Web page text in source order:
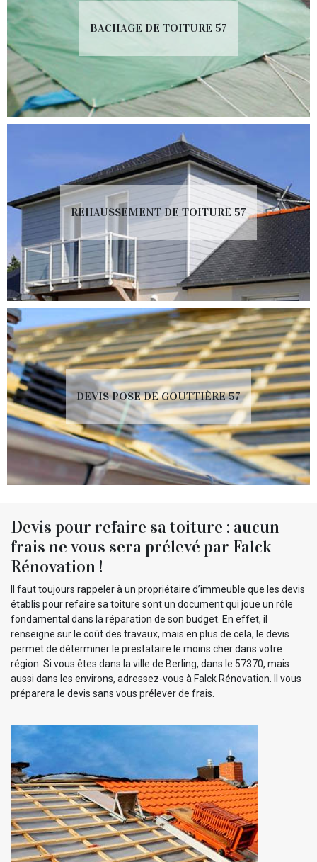
BACHAGE DE TOITURE 57
REHAUSSEMENT DE TOITURE 57
DEVIS POSE DE GOUTTIÈRE 57
Devis pour refaire sa toiture : aucun
frais ne vous sera prélevé par Falck
Rénovation !
Il faut toujours rappeler à un propriétaire d’immeuble que les devis
établis pour refaire sa toiture sont un document qui joue un rôle
fondamental dans la réparation de son budget. En effet, il
renseigne sur le coût des travaux, mais en plus de cela, le devis
permet de déterminer le prestataire le moins cher dans votre
région. Si vous êtes dans la ville de Berling, dans le 57370, mais
aussi dans les environs, adressez-vous à Falck Rénovation. Il vous
préparera le devis sans vous prélever de frais.